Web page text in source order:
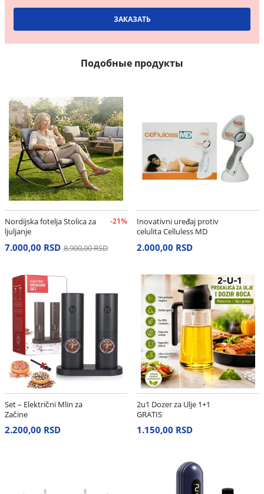
Подобные продукты
Nordijska fotelja Stolica za
ljuljanje
-21%
7.000,00 RSD 8.900,00 RSD
Inovativni uređaj protiv
celulita Celluless MD
2.000,00 RSD
Set – Električni Mlin za
Začine
2.200,00 RSD
2u1 Dozer za Ulje 1+1
GRATIS
1.150,00 RSD